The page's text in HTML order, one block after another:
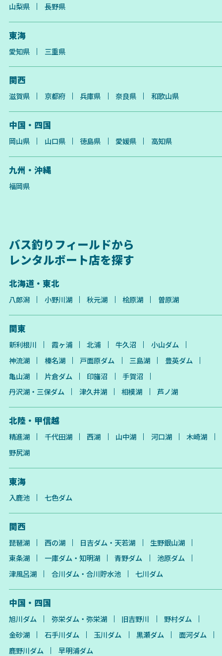
山梨県 長野県
東海
愛知県 三重県
関西
滋賀県 京都府 兵庫県 奈良県 和歌山県
中国・四国
岡山県 山口県 徳島県 愛媛県 高知県
九州・沖縄
福岡県
バス釣りフィールドから
レンタルボート店を探す
北海道・東北
八郎潟 小野川湖 秋元湖 桧原湖 曽原湖
関東
新利根川 霞ヶ浦 北浦 牛久沼
小山ダム
神流湖
榛名湖 戸面原ダム 三島湖
豊英ダム
亀山湖
片倉ダム 印旛沼
手賀沼
丹沢湖・三保ダム
津久井湖 相模湖 芦ノ湖
北陸・甲信越
精進湖 千代田湖 西湖 山中湖 河口湖
木崎湖
野尻湖
東海
入鹿池 七色ダム
関西
琵琶湖 西の湖 日吉ダム・天若湖
生野銀山湖
東条湖
一庫ダム・知明湖 青野ダム
池原ダム
津風呂湖
合川ダム・合川貯水池 七川ダム
中国・四国
旭川ダム 弥栄ダム・弥栄湖 旧吉野川
野村ダム
金砂湖
石手川ダム 玉川ダム 黒瀬ダム
面河ダム
鹿野川ダム
早明浦ダム